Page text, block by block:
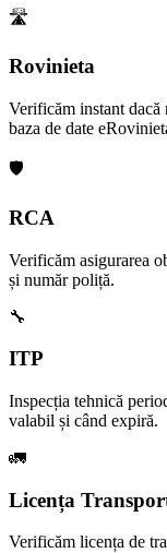
🛣️
Rovinieta
Verificăm instant
baza de date
🛡️
RCA
Verificăm asigurarea
și număr poliță.
🔧
ITP
Inspecția tehnică
valabil și când expiră.
🚛
Licența
Verificăm licența de